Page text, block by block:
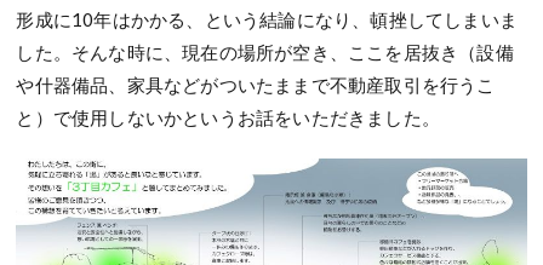
形成に10年はかかる、という結論になり、頓挫してしまいま
した。そんな時に、現在の場所が空き、ここを居抜き（設備
や什器備品、家具などがついたままで不動産取引を行うこ
と）で使用しないかというお話をいただきました。